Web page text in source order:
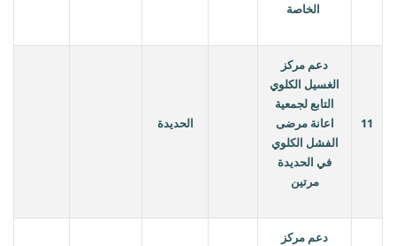
الخاصة
11
دعم مركز
الغسيل الكلوي
التابع لجمعية
اعانة مرضى
الفشل الكلوي
في الحديدة
مرتين
الحديدة
دعم مركز